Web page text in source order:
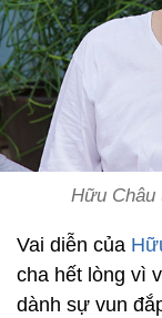
Hữu Châu
Vai diễn của
cha hết lòng vì
dành sự vun